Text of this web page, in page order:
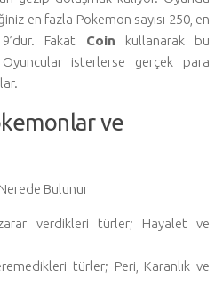
en fazla Pokemon sayısı 250, en
Fakat Coin kullanarak bu
isterlerse gerçek para
ve
zarar verdikleri türler; Hayalet ve
türler; Peri, Karanlık ve